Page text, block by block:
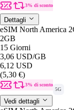
3% di sconto
Dettagli
eSIM North America
2GB
15 Giorni
3,06 USD/GB
6,12 USD
(5,30 €)
3% di sconto
5G
Vedi dettagli